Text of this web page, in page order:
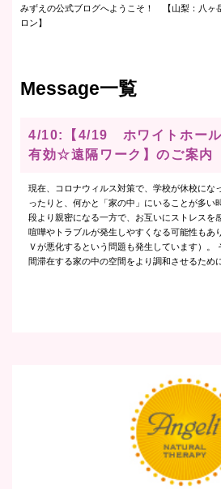
みずえの公式ブログへようこそ！ 【山梨：八ヶ
ロン】
Message一覧
4/10:【4/19 ホワイトホー
有効☆遠隔ワーク】のご案内
現在、コロナウィルス対策で、学校が休校にな
ったりと、何かと「家の中」にいることが多い
段より親密になる一方で、お互いにストレスを
喧嘩やトラブルが発生しやすくなる可能性もあ
Ｖが悪化するという問題も発生しています）。
間滞在する家の中の空間をより調和させるため